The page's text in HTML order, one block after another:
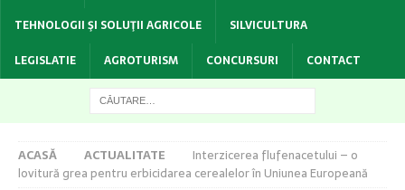
TEHNOLOGII ŞI SOLUŢII AGRICOLE
SILVICULTURA
LEGISLATIE
AGROTURISM CONCURSURI CONTACT
ACASĂ ACTUALITATE
Interzicerea flufenacetului – o
lovitură grea pentru erbicidarea cerealelor în Uniunea Europeană